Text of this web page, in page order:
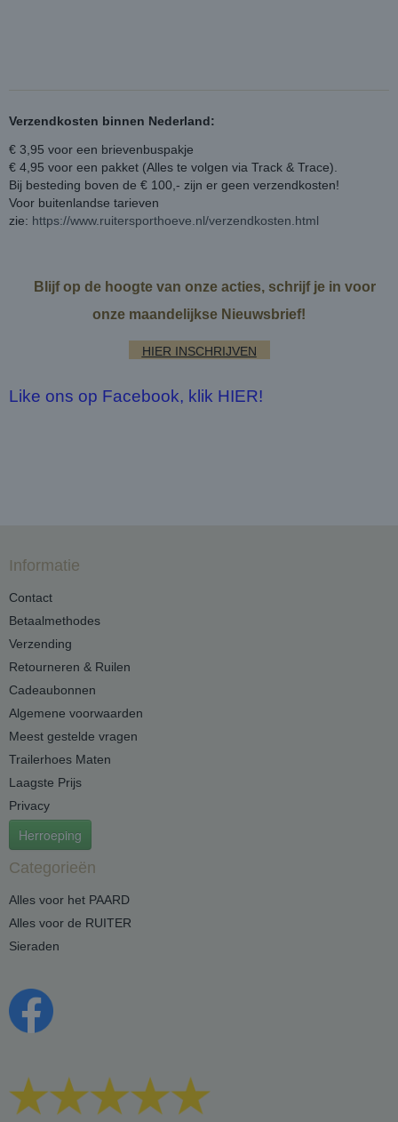
Verzendkosten binnen Nederland:
€ 3,95 voor een brievenbuspakje
€ 4,95 voor een pakket (Alles te volgen via Track & Trace).
Bij besteding boven de € 100,- zijn er geen verzendkosten!
Voor buitenlandse tarieven
zie: https://www.ruitersporthoeve.nl/verzendkosten.html
Blijf op de hoogte van onze acties, schrijf je in voor
onze maandelijkse Nieuwsbrief!
HIER INSCHRIJVEN
Like ons op Facebook, klik HIER!
Informatie
Contact
Betaalmethodes
Verzending
Retourneren & Ruilen
Cadeaubonnen
Algemene voorwaarden
Meest gestelde vragen
Trailerhoes Maten
Laagste Prijs
Privacy
Herroeping
Categorieën
Alles voor het PAARD
Alles voor de RUITER
Sieraden